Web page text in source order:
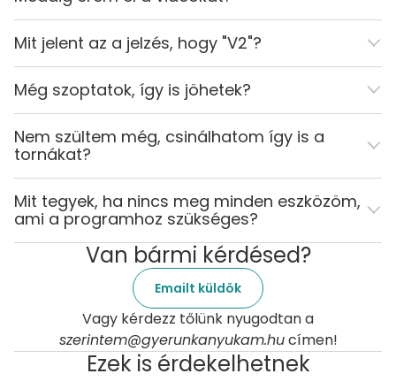
Mit jelent az a jelzés, hogy "V2"?
Még szoptatok, így is jöhetek?
Nem szültem még, csinálhatom így is a
tornákat?
Mit tegyek, ha nincs meg minden eszközöm,
ami a programhoz szükséges?
Van bármi kérdésed?
Emailt küldök
Vagy kérdezz tőlünk nyugodtan a
szerintem@gyerunkanyukam.hucímen!
Ezek is érdekelhetnek